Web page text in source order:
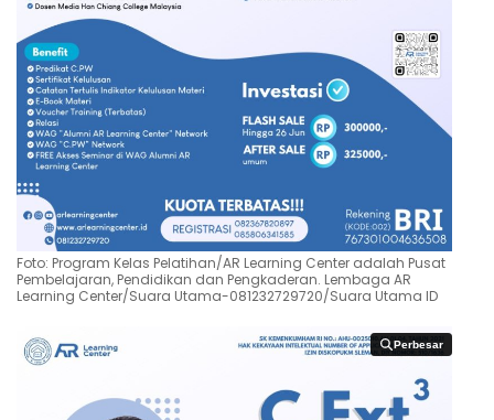
Foto: Program Kelas Pelatihan/AR Learning Center adalah Pusat
Pembelajaran, Pendidikan dan Pengkaderan. Lembaga AR
Learning Center/Suara Utama-081232729720/Suara Utama ID
Perbesar
Perbesar